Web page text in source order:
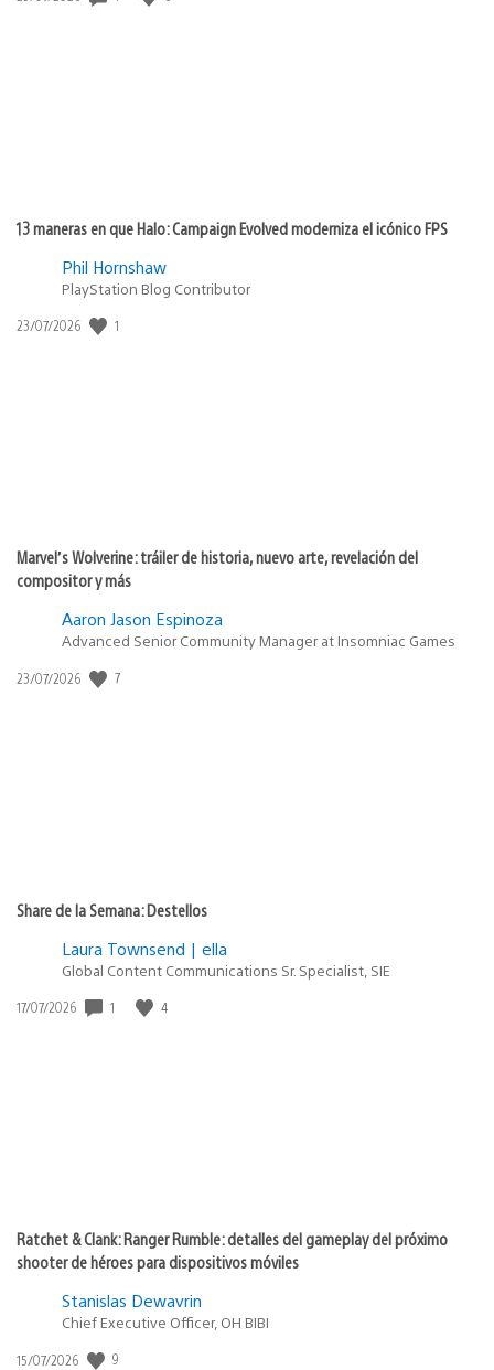
13 maneras en que Halo: Campaign Evolved moderniza el icónico FPS
Phil Hornshaw
PlayStation Blog Contributor
Fecha
23/07/2026 1
Marvel’s Wolverine: tráiler de historia, nuevo arte, revelación del
compositor y más
Aaron Jason Espinoza
Advanced Senior Community Manager at Insomniac Games
Fecha
23/07/2026 7
Share de la Semana: Destellos
Laura Townsend | ella
Global Content Communications Sr. Specialist, SIE
Fecha
17/07/2026 1 4
Ratchet & Clank: Ranger Rumble: detalles del gameplay del próximo
shooter de héroes para dispositivos móviles
Stanislas Dewavrin
Chief Executive Officer, OH BIBI
Fecha
15/07/2026 9